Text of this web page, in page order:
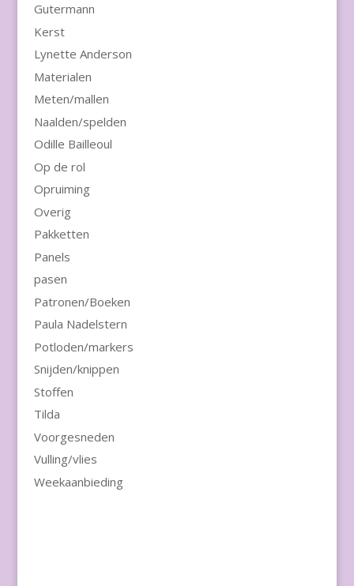
Gutermann
Kerst
Lynette Anderson
Materialen
Meten/mallen
Naalden/spelden
Odille Bailleoul
Op de rol
Opruiming
Overig
Pakketten
Panels
pasen
Patronen/Boeken
Paula Nadelstern
Potloden/markers
Snijden/knippen
Stoffen
Tilda
Voorgesneden
Vulling/vlies
Weekaanbieding